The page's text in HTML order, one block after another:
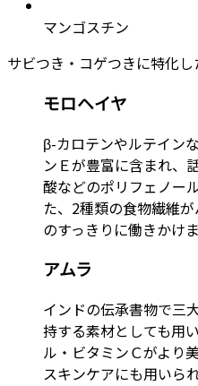
マンゴスチン
サビつき・コゲつきに特化
モロヘイヤ
β-カロテンやルテイン
ンＥが豊富に含まれ、
酸などのポリフェノー
た、2種類の食物繊維
のすっきりに働きかけま
アムラ
インドの伝承書物で三
持する素材としても用
ル・ビタミンＣがより
スキンケアにも用いら